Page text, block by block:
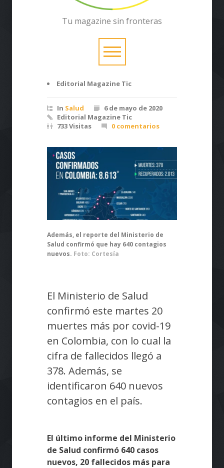
Tu magazine sin fronteras
Editorial Magazine Tic
In Salud
6 de mayo de 2020
Editorial Magazine Tic
733 Visitas
0 comentarios
Además, el reporte del Ministerio de
Salud confirmó que hay 640 contagios
nuevos. Foto: Cortesía
El Ministerio de Salud
confirmó este martes 20
muertes más por covid-19
en Colombia, con lo cual la
cifra de fallecidos llegó a
378. Además, se
identificaron 640 nuevos
contagios en el país.
El último informe del Ministerio
de Salud confirmó 640 casos
nuevos, 20 fallecidos más para